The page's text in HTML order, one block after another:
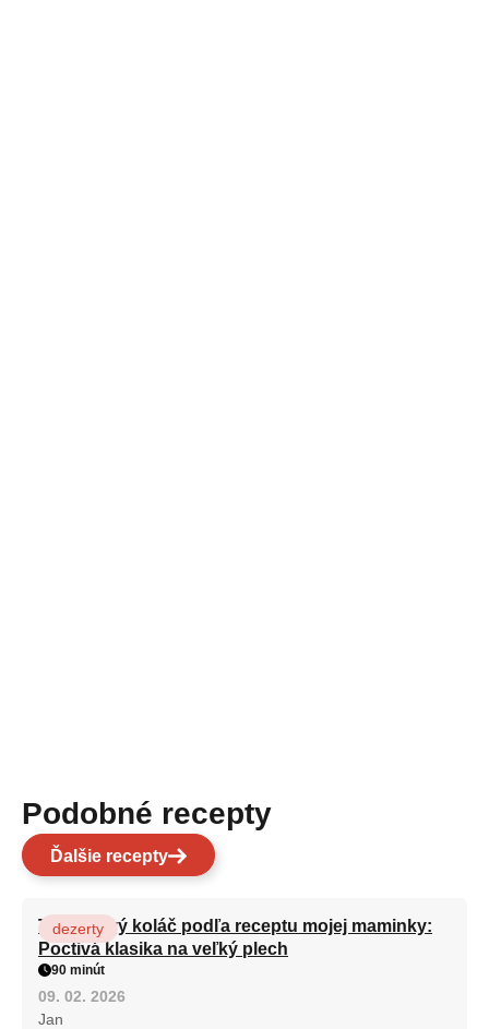
Podobné recepty
Ďalšie recepty
Tvarohový koláč podľa receptu mojej maminky:
Poctivá klasika na veľký plech
dezerty
90 minút
09. 02. 2026
Jan